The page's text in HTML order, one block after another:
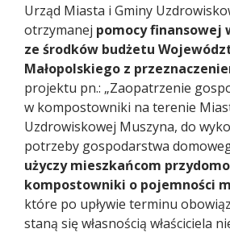
Urząd Miasta i Gminy
otrzymanej pomocy finansowej
ze środków budżetu
Małopolskiego z
projektu pn.: „Zaopatrzenie
w kompostowniki na terenie
Uzdrowiskowej Muszyna, do
potrzeby gospodarstwa
użyczy mieszkańcom
kompostowniki o pojemności
które po upływie terminu
staną się własnością właściciela